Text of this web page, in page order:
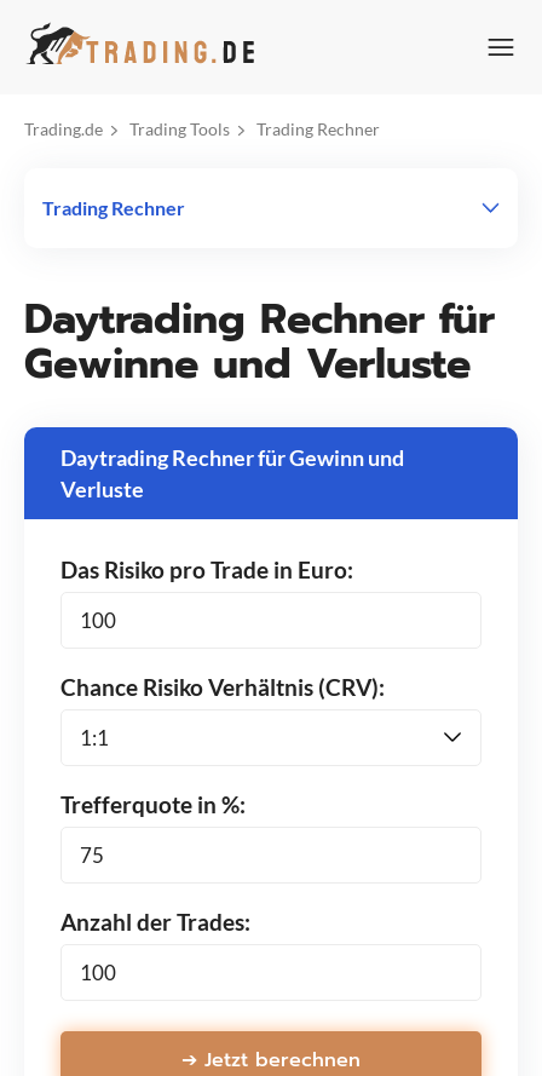
Inhalt
Trading.de Trading Tools Trading Rechner
Daytrading Rechner für
Gewinne und Verluste
Daytrading Rechner für Gewinn und
Verluste
Das Risiko pro Trade in Euro:
Chance Risiko Verhältnis (CRV):
Trefferquote in %:
Anzahl der Trades:
➔ Jetzt berechnen
Trading Rechner